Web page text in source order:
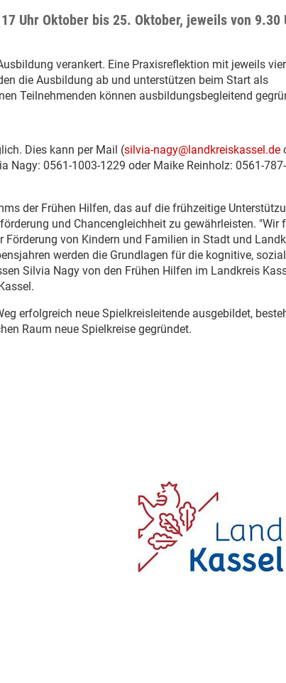
Uhr Oktober bis 25. Oktober, jeweils von 9.30
verankert. Eine Praxisreflektion mit jeweils
die Ausbildung ab und unterstützen beim Start als
Teilnehmenden können ausbildungsbegleitend
Dies kann per Mail (silvia-nagy@landkreiskassel.de
Nagy: 0561-1003-1229 oder Maike Reinholz: 0561-
der Frühen Hilfen, das auf die frühzeitige
und Chancengleichheit zu gewährleisten. "Wir
von Kindern und Familien in Stadt und
werden die Grundlagen für die kognitive,
Silvia Nagy von den Frühen Hilfen im Landkreis
erfolgreich neue Spielkreisleitende ausgebildet,
Raum neue Spielkreise gegründet.